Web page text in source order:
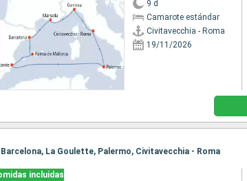
9 d
Camarote estándar
Civitavecchia - Roma
19/11/2026
La Goulette, Palermo, Civitavecchia - Roma
incluidas